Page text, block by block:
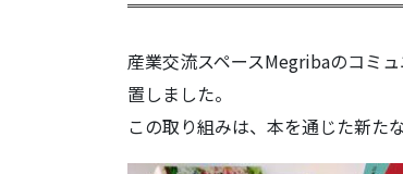
産業交流スペースMegribaのコミ
置しました。
この取り組みは、本を通じた新た